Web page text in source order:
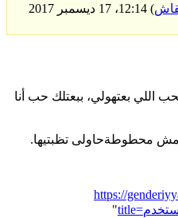
) 12:14، 17 ديسمبر 2017
اللي بعتهولي، ببعتلك حب أنا
مش محطوطةحاولى تظبتيها.
https://
"